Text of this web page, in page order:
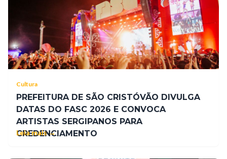
Cultura
PREFEITURA DE SÃO CRISTÓVÃO DIVULGA
DATAS DO FASC 2026 E CONVOCA
ARTISTAS SERGIPANOS PARA
CREDENCIAMENTO
Leia mais →